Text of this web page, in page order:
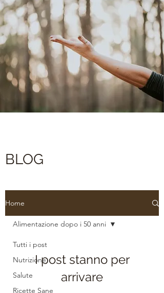
BLOG
Home
Tutti i post
Nutrizione
Salute
Ricette Sane
Alimentazione dopo i 50 anni
I post stanno per
arrivare